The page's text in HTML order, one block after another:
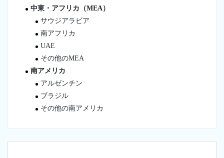
中東・アフリカ（MEA）
サウジアラビア
南アフリカ
UAE
その他のMEA
南アメリカ
アルゼンチン
ブラジル
その他の南アメリカ